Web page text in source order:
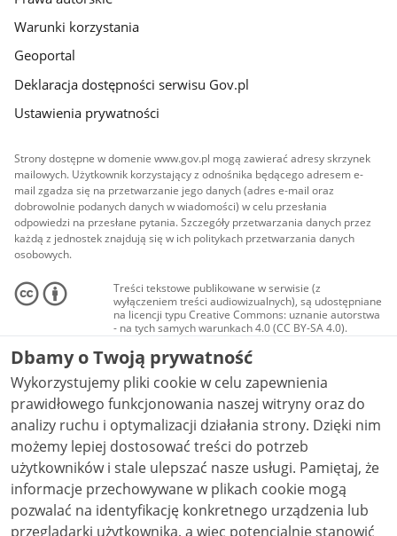
Warunki korzystania
Geoportal
Deklaracja dostępności serwisu Gov.pl
Ustawienia prywatności
Strony dostępne w domenie www.gov.pl mogą zawierać adresy skrzynek
mailowych. Użytkownik korzystający z odnośnika będącego adresem e-
mail zgadza się na przetwarzanie jego danych (adres e-mail oraz
dobrowolnie podanych danych w wiadomości) w celu przesłania
odpowiedzi na przesłane pytania. Szczegóły przetwarzania danych przez
każdą z jednostek znajdują się w ich politykach przetwarzania danych
osobowych.
Treści tekstowe publikowane w serwisie (z
wyłączeniem treści audiowizualnych), są udostępniane
na licencji typu Creative Commons: uznanie autorstwa
- na tych samych warunkach 4.0 (CC BY-SA 4.0).
Materiały audiowizualne, w tym zdjęcia, materiały
audio i wideo, są udostępniane na licencji typu
Creative Commons: uznanie autorstwa użycie
niekomercyjne - bez utworów zależnych 4.0 (CC BY-
NC-ND 4.0), o ile nie jest to stwierdzone inaczej.
Dbamy o Twoją prywatność
Wykorzystujemy pliki cookie w celu zapewnienia
prawidłowego funkcjonowania naszej witryny oraz do
analizy ruchu i optymalizacji działania strony. Dzięki nim
możemy lepiej dostosować treści do potrzeb
użytkowników i stale ulepszać nasze usługi. Pamiętaj, że
informacje przechowywane w plikach cookie mogą
pozwalać na identyfikację konkretnego urządzenia lub
przeglądarki użytkownika, a więc potencjalnie stanowić